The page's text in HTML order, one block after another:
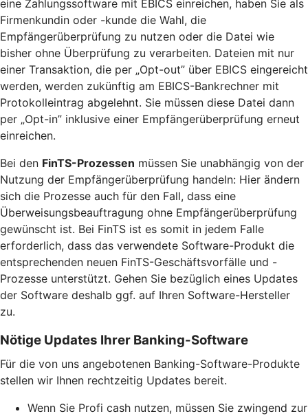
eine Zahlungssoftware mit EBICS einreichen, haben Sie als
Firmenkundin oder -kunde die Wahl, die
Empfängerüberprüfung zu nutzen oder die Datei wie
bisher ohne Überprüfung zu verarbeiten. Dateien mit nur
einer Transaktion, die per „Opt-out” über EBICS eingereicht
werden, werden zukünftig am EBICS-Bankrechner mit
Protokolleintrag abgelehnt. Sie müssen diese Datei dann
per „Opt-in” inklusive einer Empfängerüberprüfung erneut
einreichen.
Bei den FinTS-Prozessen müssen Sie unabhängig von der
Nutzung der Empfängerüberprüfung handeln: Hier ändern
sich die Prozesse auch für den Fall, dass eine
Überweisungsbeauftragung ohne Empfängerüberprüfung
gewünscht ist. Bei FinTS ist es somit in jedem Falle
erforderlich, dass das verwendete Software-Produkt die
entsprechenden neuen FinTS-Geschäftsvorfälle und -
Prozesse unterstützt. Gehen Sie bezüglich eines Updates
der Software deshalb ggf. auf Ihren Software-Hersteller
zu.
Nötige Updates Ihrer Banking-Software
Für die von uns angebotenen Banking-Software-Produkte
stellen wir Ihnen rechtzeitig Updates bereit.
Wenn Sie Profi cash nutzen, müssen Sie zwingend zur